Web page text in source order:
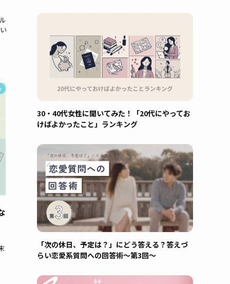
30・40代女性に聞いてみた！「20代にやってお
けばよかったこと」ランキング
「次の休日、予定は？」にどう答える？答えづ
らい恋愛系質問への回答術～第3回～